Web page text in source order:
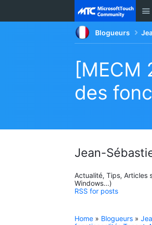
Blogueurs
[MECM
des
Jean-
Actualité, Tips, Articles
Windows...)
RSS for posts
Home » Blogueurs »